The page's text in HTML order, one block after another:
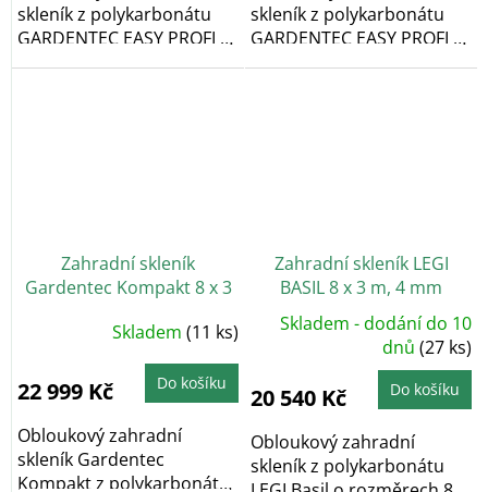
skleník z polykarbonátu
GARDENTEC EASY PROFI o
rozměrech 8 x 3 m a...
skleník z polykarbonátu
GARDENTEC EASY PROFI o
rozměrech 8 x 3 m a...
Zahradní skleník
Gardentec Kompakt 8 x 3
Skladem (11 ks)
22 999 Kč Do košíku
Obloukový zahradní
skleník Gardentec
Kompakt z polykarbonátu
Zahradní skleník LEGI
BASIL 8 x 3 m, 4 mm
Skladem - dodání do 10
dnů (27 ks)
20 540 Kč Do košíku
Obloukový zahradní
skleník z polykarbonátu